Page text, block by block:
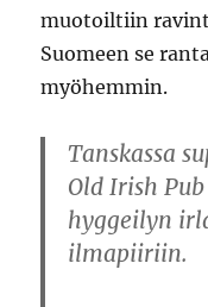
muotoiltiin
Suomeen se
myöhemmin.
Tanskassa
Old Irish
hyggeilyn
ilmapiiriin.